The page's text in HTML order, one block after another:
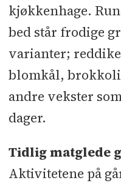
kjøkkenhage.
bed står frodige
varianter;
blomkål,
andre vekster
dager.
Tidlig matglede
Aktivitetene på